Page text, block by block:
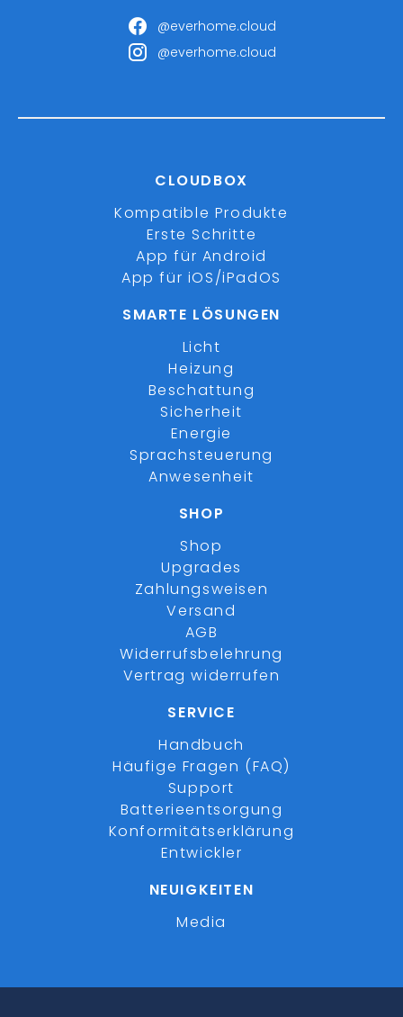
@everhome.cloud
@everhome.cloud
CLOUDBOX
Kompatible Produkte
Erste Schritte
App für Android
App für iOS/iPadOS
SMARTE LÖSUNGEN
Licht
Heizung
Beschattung
Sicherheit
Energie
Sprachsteuerung
Anwesenheit
SHOP
Shop
Upgrades
Zahlungsweisen
Versand
AGB
Widerrufsbelehrung
Vertrag widerrufen
SERVICE
Handbuch
Häufige Fragen (FAQ)
Support
Batterieentsorgung
Konformitätserklärung
Entwickler
NEUIGKEITEN
Media